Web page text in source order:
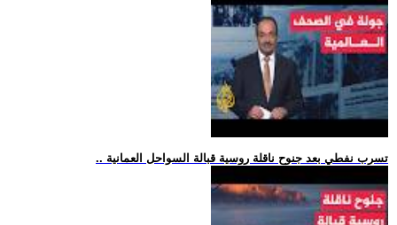
.. تسرب نفطي بعد جنوح ناقلة روسية قبالة السواحل العمانية